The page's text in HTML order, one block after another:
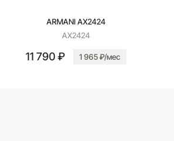
ARMANI AX2424
AX2424
11 790 ₽ 1 965 ₽/мес